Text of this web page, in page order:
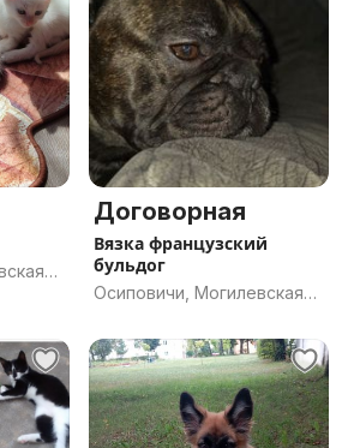
Договорная
Вязка французский
бульдог
Осиповичи, Могилевская